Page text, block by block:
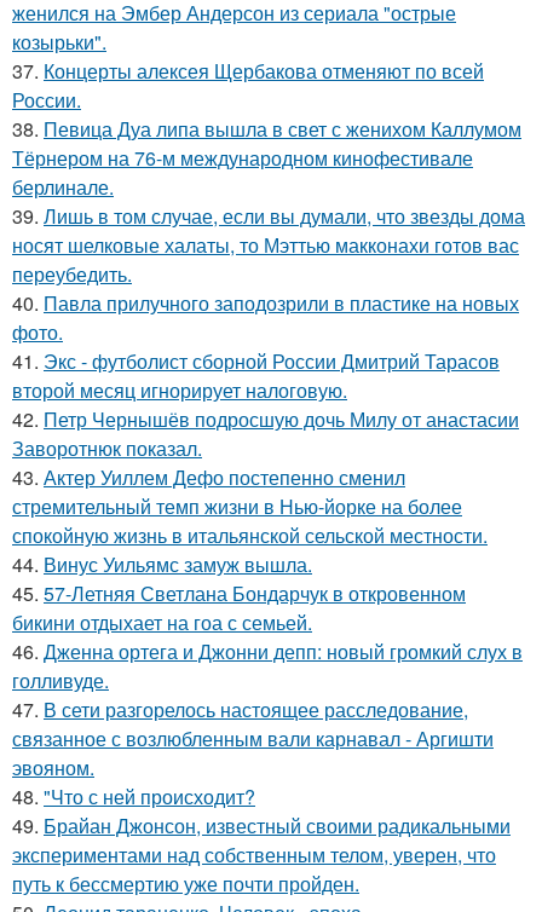
женился на Эмбер Андерсон из сериала "острые
козырьки".
37. Концерты алексея Щербакова отменяют по всей
России.
38. Певица Дуа липа вышла в свет с женихом Каллумом
Тёрнером на 76-м международном кинофестивале
берлинале.
39. Лишь в том случае, если вы думали, что звезды дома
носят шелковые халаты, то Мэттью макконахи готов вас
переубедить.
40. Павла прилучного заподозрили в пластике на новых
фото.
41. Экс - футболист сборной России Дмитрий Тарасов
второй месяц игнорирует налоговую.
42. Петр Чернышёв подросшую дочь Милу от анастасии
Заворотнюк показал.
43. Актер Уиллем Дефо постепенно сменил
стремительный темп жизни в Нью-йорке на более
спокойную жизнь в итальянской сельской местности.
44. Винус Уильямс замуж вышла.
45. 57-Летняя Светлана Бондарчук в откровенном
бикини отдыхает на гоа с семьей.
46. Дженна ортега и Джонни депп: новый громкий слух в
голливуде.
47. В сети разгорелось настоящее расследование,
связанное с возлюбленным вали карнавал - Аргишти
эвояном.
48. "Что с ней происходит?
49. Брайан Джонсон, известный своими радикальными
экспериментами над собственным телом, уверен, что
путь к бессмертию уже почти пройден.